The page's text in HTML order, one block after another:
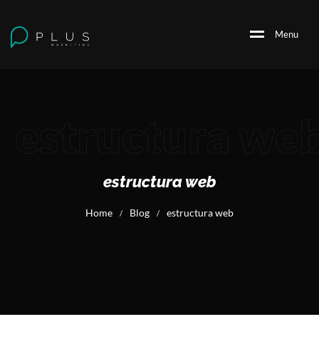
Menu
estructura web
Home / Blog / estructura web